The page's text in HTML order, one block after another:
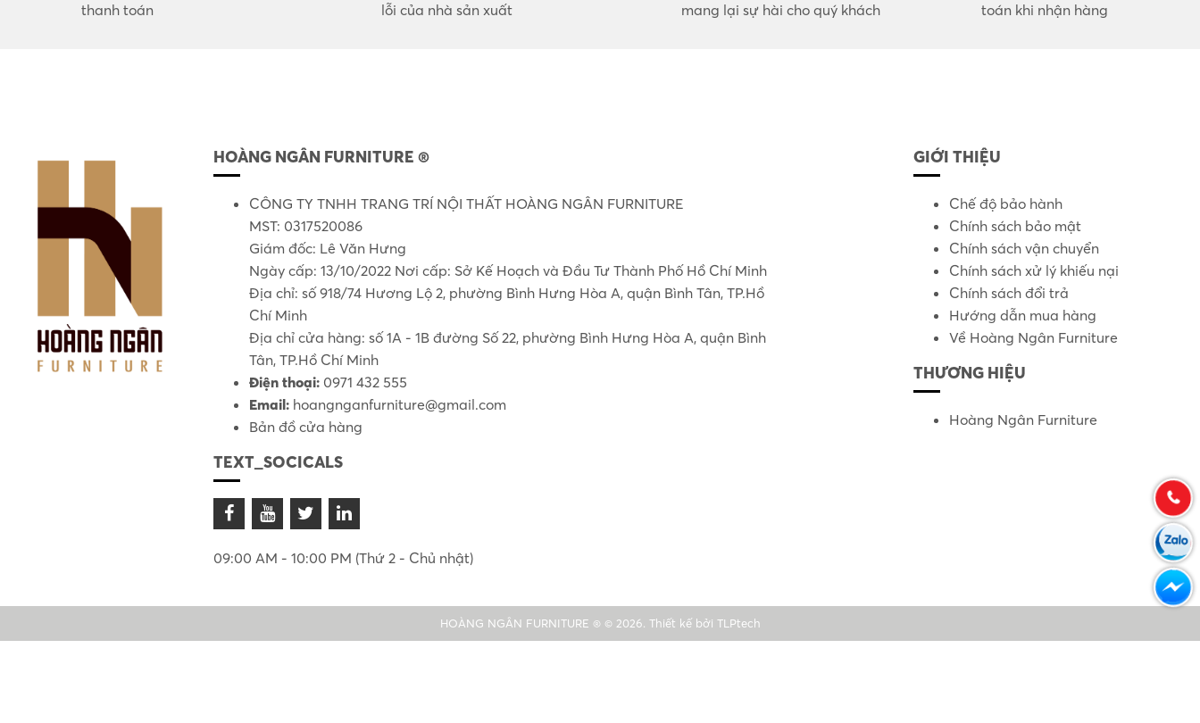
thanh toán
lỗi của nhà sản xuất
mang lại sự hài cho quý khách
toán khi nhận hàng
HOÀNG NGÂN FURNITURE ®
CÔNG TY TNHH TRANG TRÍ NỘI THẤT HOÀNG NGÂN FURNITURE
MST: 0317520086
Giám đốc: Lê Văn Hưng
Ngày cấp: 13/10/2022 Nơi cấp: Sở Kế Hoạch và Đầu Tư Thành Phố Hồ Chí Minh
Địa chỉ: số 918/74 Hương Lộ 2, phường Bình Hưng Hòa A, quận Bình Tân, TP.Hồ
Chí Minh
Địa chỉ cửa hàng: số 1A - 1B đường Số 22, phường Bình Hưng Hòa A, quận Bình
Tân, TP.Hồ Chí Minh
Điện thoại: 0971 432 555
Email: hoangnganfurniture@gmail.com
Bản đồ cửa hàng
TEXT_SOCICALS
09:00 AM - 10:00 PM (Thứ 2 - Chủ nhật)
GIỚI THIỆU
Chế độ bảo hành
Chính sách bảo mật
Chính sách vận chuyển
Chính sách xử lý khiếu nại
Chính sách đổi trả
Hướng dẫn mua hàng
Về Hoàng Ngân Furniture
THƯƠNG HIỆU
Hoàng Ngân Furniture
HOÀNG NGÂN FURNITURE ® © 2026. Thiết kế bởi TLPtech